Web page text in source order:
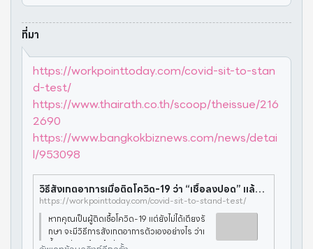
ที่มา
https://workpointtoday.com/covid-sit-to-stan
d-test/
https://www.thairath.co.th/scoop/theissue/216
2690
https://www.bangkokbiznews.com/news/detai
l/953098
วิธีสังเกตอาการเมื่อติดโควิด-19 ว่า “เชื้อลงปอด” แล้วหรือยัง?
https://workpointtoday.com/covid-sit-to-stand-test/
หากคุณเป็นผู้ติดเชื้อโควิด-19 แต่ยังไม่ได้เตียงรั
กษา จะมีวิธีการสังเกตอาการตัวเองอย่างไร ว่าเ
ชื้อลงปอดแล้วหรือยัง? workpointTODAY ร